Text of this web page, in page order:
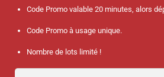
Code Promo valable 20 minutes, alors
Code Promo à usage unique.
Nombre de lots limité !